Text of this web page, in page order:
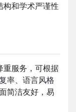
构和学术严谨性
重服务，可根据
率、语言风格
简洁友好，易